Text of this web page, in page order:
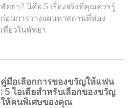
พัทยา? นี่คือ 5 เรื่องจริงที่คุณควรรู้
ก่อนการวางแผนหาสถานที่ท่อง
เที่ยวในพัทยา
คู่มือเลือกการของขวัญให้แฟน
: 5 ไอเดียสำหรับเลือกของขวัญ
ให้คนพิเศษของคุณ